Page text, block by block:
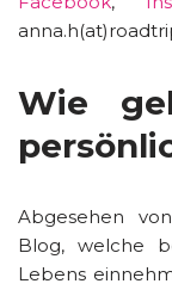
Wie
Abgesehen
Blog, welche
Lebens